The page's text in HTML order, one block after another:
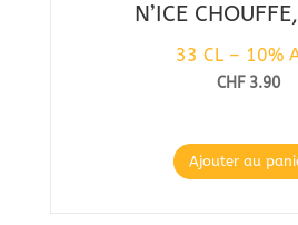
N’ICE
33 CL – 10%
CHF3.90
Ajouter au